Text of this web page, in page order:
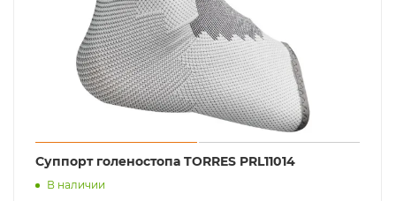
Суппорт голеностопа TORRES PRL11014
В наличии